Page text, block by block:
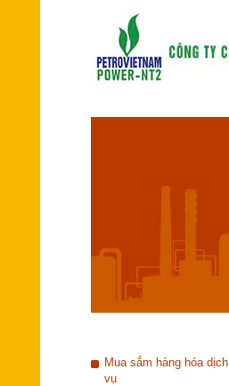
Mua sắm hàng hóa dịch
vụ